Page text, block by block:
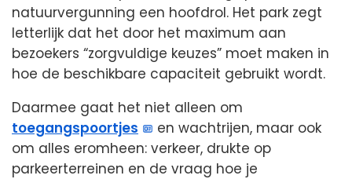
natuurvergunning een hoofdrol. Het park zegt
letterlijk dat het door het maximum aan
bezoekers “zorgvuldige keuzes” moet maken in
hoe de beschikbare capaciteit gebruikt wordt.
Daarmee gaat het niet alleen om
toegangspoortjes
en wachtrijen, maar ook
om alles eromheen: verkeer, drukte op
parkeerterreinen en de vraag hoe je